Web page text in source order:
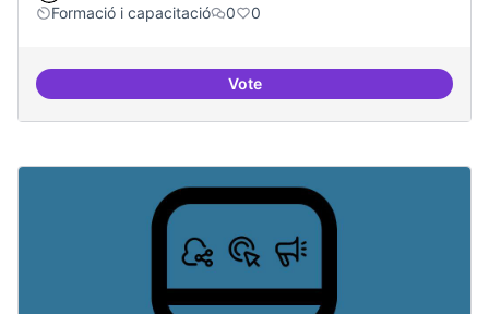
Formació i capacitació
0 0
VoteTècniques de seguretat digital